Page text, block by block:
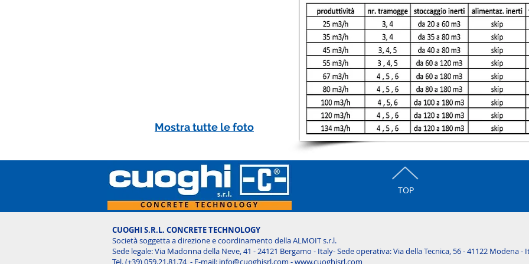
Mostra tutte le foto
TOP
CUOGHI S.R.L. CONCRETE TECHNOLOGY
Società soggetta a direzione e coordinamento della ALMOIT s.r.l.
Sede legale: Via Madonna della Neve, 41 - 24121 Bergamo - Italy-Sede operativa: Via della Tecnica, 56 - 41122 Modena -
Tel. (+39) 059.21.81.74 - E-mail: info@cuoghisrl.com -www.cuoghisrl.com